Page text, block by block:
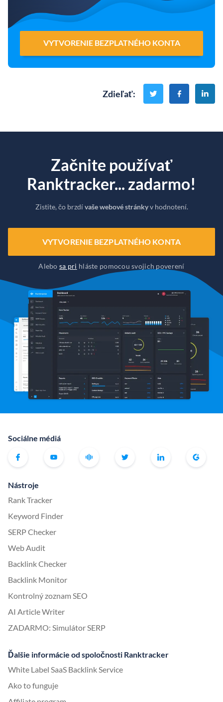
VYTVORENIE BEZPLATNÉHO KONTA
Zdieľať:
Začnite používať
Ranktracker... zadarmo!
Zistite, čo brzdívaše webové stránkyv hodnotení.
VYTVORENIE BEZPLATNÉHO KONTA
Alebosa pri hláste pomocou svojich poverení
Sociálne médiá
Nástroje
Rank Tracker
Keyword Finder
SERP Checker
Web Audit
Backlink Checker
Backlink Monitor
Kontrolný zoznam SEO
AI Article Writer
ZADARMO: Simulátor SERP
Ďalšie informácie od spoločnosti Ranktracker
White Label SaaS Backlink Service
Ako to funguje